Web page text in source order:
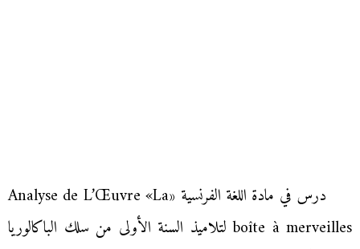
درس في مادة اللغة الفرنسية «Analyse de L’Œuvre «La
boîte à merveilles لتلاميذ السنة الأولى من سلك الباكالوريا